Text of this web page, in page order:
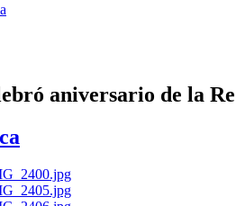
aniversario de la